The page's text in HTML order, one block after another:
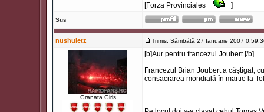
[Forza Provinciales ]
Sus
nushuletz Trimis: Sâmbătă 27 Ianuarie 2007
Granata Girls
[b]Aur pentru francezul Joubert [/b]
Francezul Brian Joubert a câştigat,
consacrarea mondială în martie la